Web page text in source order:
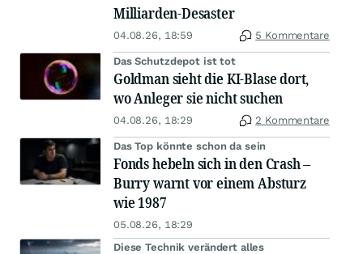
Milliarden-Desaster
04.08.26, 18:59 5 Kommentare
Das Schutzdepot ist tot
Goldman sieht die KI-Blase dort,
wo Anleger sie nicht suchen
04.08.26, 18:29 2 Kommentare
Das Top könnte schon da sein
Fonds hebeln sich in den Crash –
Burry warnt vor einem Absturz
wie 1987
05.08.26, 18:29
Diese Technik verändert alles